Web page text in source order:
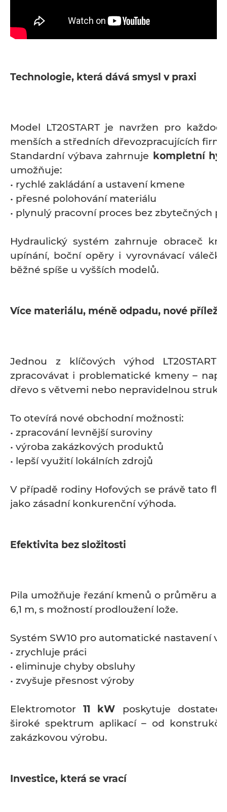
Technologie, která dává smysl v praxi
Model LT20START je navržen pro
menších a středních dřevozpracujících
Standardní výbava zahrnuje kompletní
umožňuje:
• rychlé zakládání a ustavení kmene
• přesné polohování materiálu
• plynulý pracovní proces bez zbytečných
Hydraulický systém zahrnuje obraceč
upínání, boční opěry i vyrovnávací
běžné spíše u vyšších modelů.
Více materiálu, méně odpadu, nové
Jednou z klíčových výhod LT20START
zpracovávat i problematické kmeny –
dřevo s větvemi nebo nepravidelnou
To otevírá nové obchodní možnosti:
• zpracování levnější suroviny
• výroba zakázkových produktů
• lepší využití lokálních zdrojů
V případě rodiny Hofových se právě tato
jako zásadní konkurenční výhoda.
Efektivita bez složitosti
Pila umožňuje řezání kmenů o průměru až
6,1 m, s možností prodloužení lože.
Systém SW10 pro automatické nastavení
• zrychluje práci
• eliminuje chyby obsluhy
• zvyšuje přesnost výroby
Elektromotor11 kW poskytuje
široké spektrum aplikací – od
zakázkovou výrobu.
Investice, která se vrací